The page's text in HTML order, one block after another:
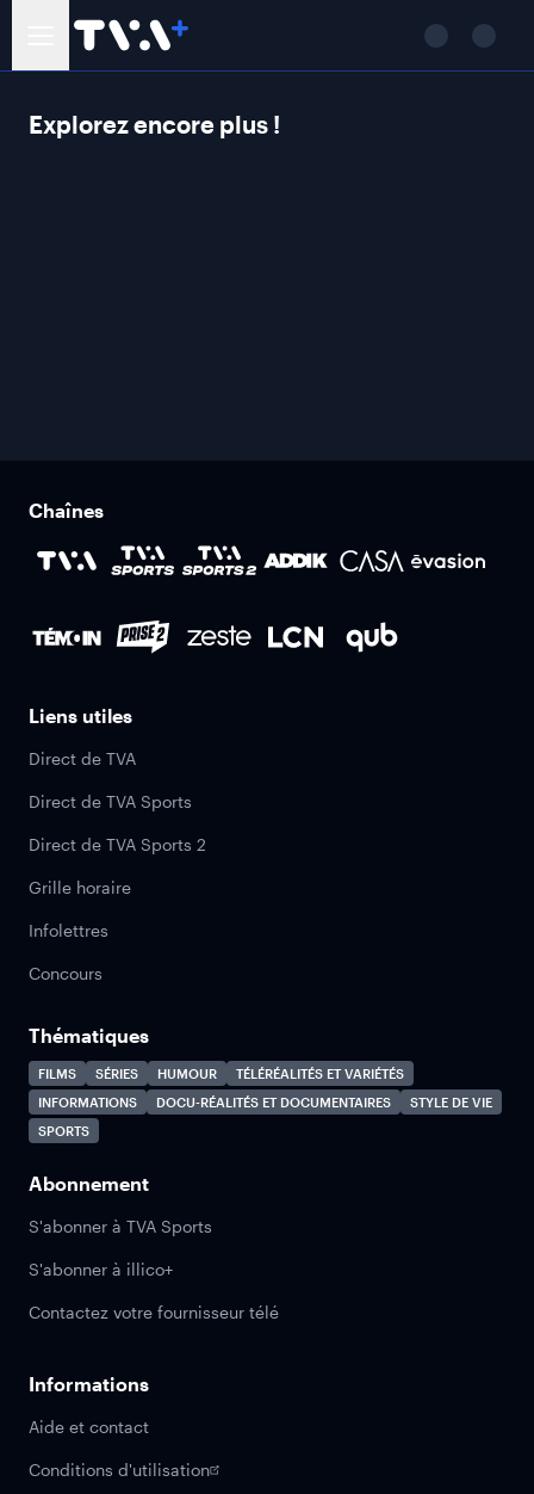
Explorez encore plus !
Chaînes
Liens utiles
Direct de TVA
Direct de TVA Sports
Direct de TVA Sports 2
Grille horaire
Infolettres
Concours
Thématiques
FILMS SÉRIES HUMOUR
TÉLÉRÉALITÉS ET VARIÉTÉS
INFORMATIONS
DOCU-RÉALITÉS ET DOCUMENTAIRES
STYLE DE VIE
SPORTS
Abonnement
S'abonner à TVA Sports
S'abonner à illico+
Contactez votre fournisseur télé
Informations
Aide et contact
Conditions d'utilisation